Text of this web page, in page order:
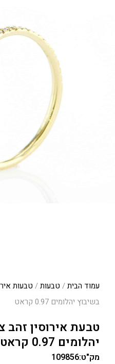
עמוד הבית/ טבעות/ טבעות
בשיבוץ יהלומים 0.97 קראט
טבעת אירוסין זהב
יהלומים 0.97 קראט
מק"ט:109856